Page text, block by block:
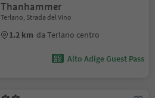
Thanhammer
Terlano, Strada del Vino
1.2 km da Terlano centro
Alto Adige Guest Pass